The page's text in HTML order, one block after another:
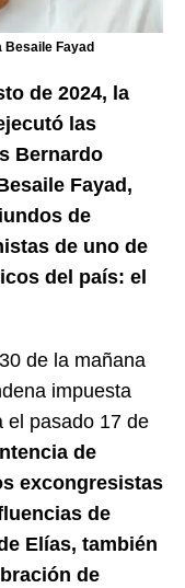
Besaile Fayad
de 2024, la
las
Bernardo
Fayad,
de
de uno de
del país: el
de la mañana
impuesta
el pasado 17 de
de
excongresistas
de
Elías, también
de